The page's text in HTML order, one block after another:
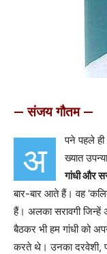
— संजय गौतम —
अ
पने पहले ही
ख्यात
गांधी और
बार-बार आते हैं। वह
हैं। अलका सरावगी जिन्हें
बैठकर भी हम गांधी को
करते थे। उनका दरवेशी,